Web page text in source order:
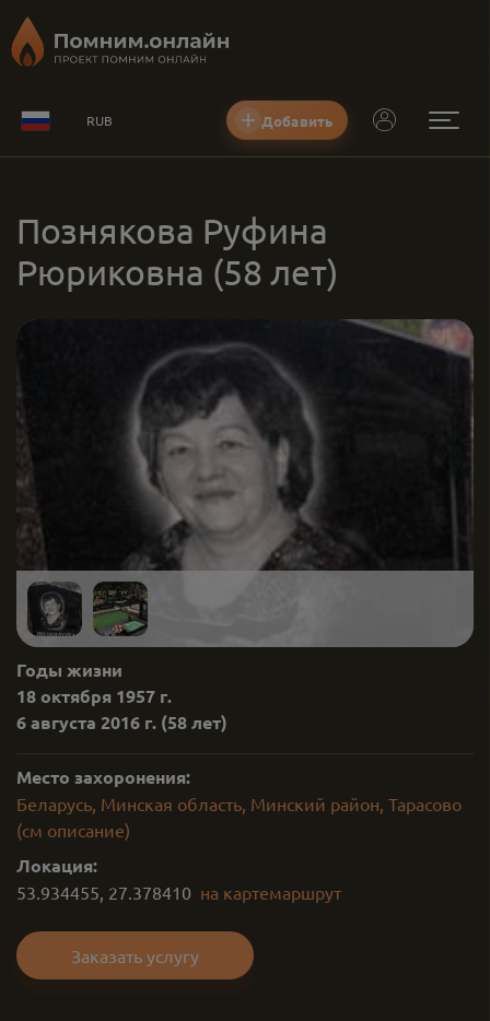
RUB Добавить
Познякова Руфина
Рюриковна (58 лет)
Годы жизни
18 октября 1957 г.
6 августа 2016 г. (58 лет)
Место захоронения:
Беларусь, Минская область, Минский район, Тарасово
(см описание)
Локация:
53.934455, 27.378410 на картемаршрут
Заказать услугу